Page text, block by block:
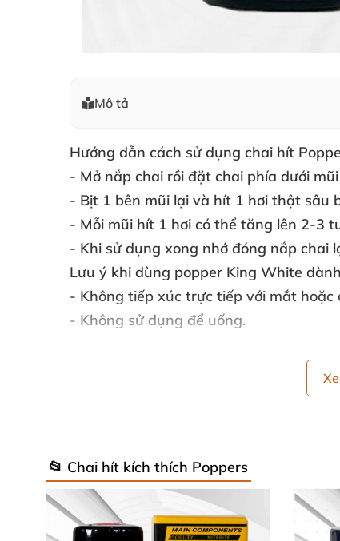
Mô tả
Hướng dẫn cách sử dụng chai hít
- Mở nắp chai rồi đặt chai phía dưới
- Bịt 1 bên mũi lại và hít 1 hơi thật sâu
- Mỗi mũi hít 1 hơi có thể tăng lên 2-3
- Khi sử dụng xong nhớ đóng nắp chai
Lưu ý khi dùng popper King White
- Không tiếp xúc trực tiếp với mắt hoặc
- Không sử dụng để uống.
📂 Chai hít kích thích Poppers